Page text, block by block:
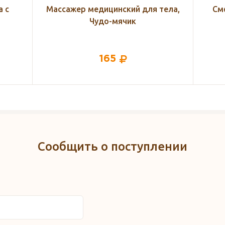
Смесь для кормящих мам 2 в 1
Млечный путь
399
Сообщить о поступлении